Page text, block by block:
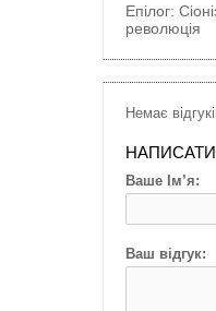
Епілог:
революція
Немає
НАПИСАТИ
Ваше Ім’я:
Ваш відгук: